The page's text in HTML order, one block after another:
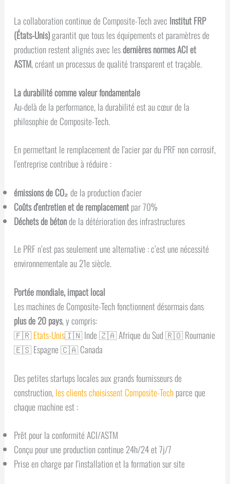
La collaboration continue de Composite-Tech avec Institut FRP
(États-Unis)garantit que tous les équipements et paramètres de
production restent alignés avec lesdernières normes ACI et
ASTM, créant un processus de qualité transparent et traçable.
La durabilité comme valeur fondamentale
Au-delà de la performance, la durabilité est au cœur de la
philosophie de Composite-Tech.
En permettant le remplacement de l'acier par du PRF non corrosif,
l'entreprise contribue à réduire :
émissions de CO₂de la production d'acier
Coûts d'entretien et de remplacementpar 70%
Déchets de bétonde la détérioration des infrastructures
Le PRF n’est pas seulement une alternative : c’est une nécessité
environnementale au 21e siècle.
Portée mondiale, impact local
Les machines de Composite-Tech fonctionnent désormais dans
plus de 20 pays, y compris:
🇫🇷Etats-Unis🇮🇳 Inde 🇿🇦 Afrique du Sud 🇷🇴 Roumanie
🇪🇸 Espagne 🇨🇦 Canada
Des petites startups locales aux grands fournisseurs de
construction,les clients choisissent Composite-Techparce que
chaque machine est :
Prêt pour la conformité ACI/ASTM
Conçu pour une production continue 24h/24 et 7j/7
Prise en charge par l'installation et la formation sur site